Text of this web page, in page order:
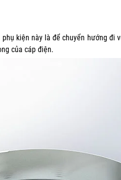
phụ kiện này là để chuyển hướng đi
của cáp điện.